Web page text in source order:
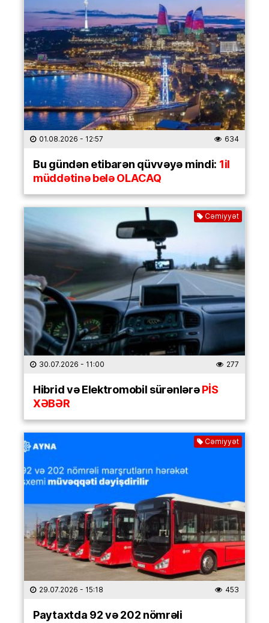
01.08.2026 - 12:57 634
Bu gündən etibarən qüvvəyə mindi: 1il
müddətinə belə OLACAQ
Cəmiyyət
30.07.2026 - 11:00 277
Hibrid və Elektromobil sürənlərəPİS
XƏBƏR
Cəmiyyət
29.07.2026 - 15:18 453
Paytaxtda 92 və 202 nömrəli